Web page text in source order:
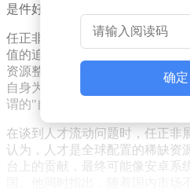
是件好事。这一观点在当下环境
任正非的解释颇具深意。他指出
值的追求，而非情绪化的对抗。
资源整合，可能会错失站在巨人
自身为例，坦言公司原本希望充
谓的"自力更生"实则是被外部压
在谈到人才流动问题时，任正非
认为，人才是全球配置的稀缺资
台上的贡献，最终可能像安卓系
确定